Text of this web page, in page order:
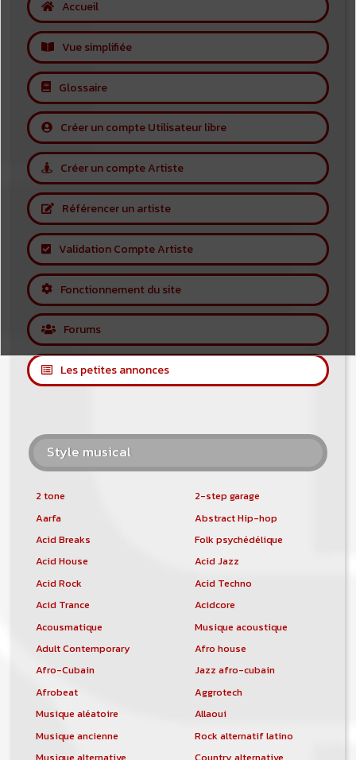
Accueil
Vue simplifiée
Glossaire
Créer un compte Utilisateur libre
Créer un compte Artiste
Référencer un artiste
Validation Compte Artiste
Fonctionnement du site
Forums
Les petites annonces
Style musical
2 tone
2-step garage
Aarfa
Abstract Hip-hop
Acid Breaks
Folk psychédélique
Acid House
Acid Jazz
Acid Rock
Acid Techno
Acid Trance
Acidcore
Acousmatique
Musique acoustique
Adult Contemporary
Afro house
Afro-Cubain
Jazz afro-cubain
Afrobeat
Aggrotech
Musique aléatoire
Allaoui
Musique ancienne
Rock alternatif latino